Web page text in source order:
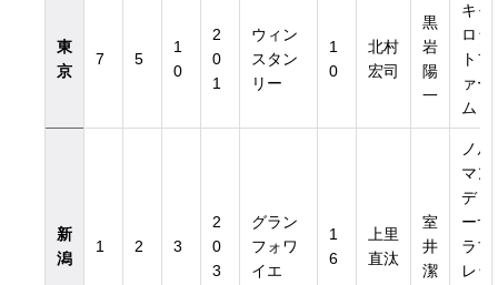
付き）
東
京
7 5
1
0
2
0
1
ウィン
スタン
リー
1
0
北村
宏司
黒
岩
陽
一
キャ
ロッ
トフ
ァー
ム
新
潟
1 2 3
2
0
3
グラン
フォワ
イエ
1
6
上里
直汰
室
井
潔
ノル
マン
ディ
ーサ
ラブ
レッ